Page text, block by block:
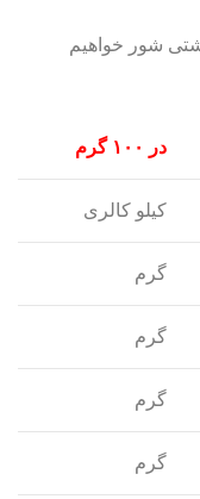
شور خواهیم
در ۱۰۰ گرم
کیلو کالری
گرم
گرم
گرم
گرم